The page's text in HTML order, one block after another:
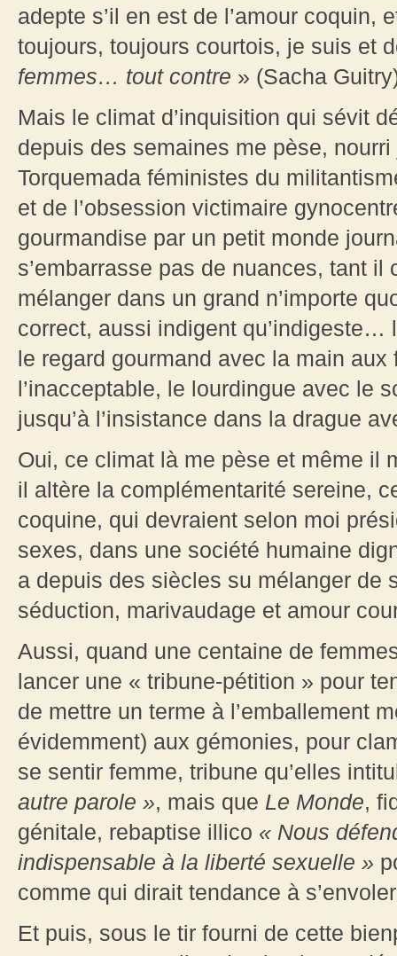
adepte s’il en est de l’amour coquin,
toujours, toujours courtois, je suis et
femmes… tout contre » (Sacha
Mais le climat d’inquisition qui sévit
depuis des semaines me pèse,
Torquemada féministes du
et de l’obsession victimaire
gourmandise par un petit monde
s’embarrasse pas de nuances, tant
mélanger dans un grand n’importe
correct, aussi indigent
le regard gourmand avec la main aux
l’inacceptable, le lourdingue avec le
jusqu’à l’insistance dans la drague
Oui, ce climat là me pèse et même il
il altère la complémentarité sereine,
coquine, qui devraient selon moi
sexes, dans une société humaine
a depuis des siècles su mélanger de
séduction, marivaudage et amour
Aussi, quand une centaine de
lancer une « tribune-pétition » pour
de mettre un terme à l’emballement
évidemment) aux gémonies, pour
se sentir femme, tribune qu’elles
autre parole », mais que Le Monde,
génitale, rebaptise illico « Nous
indispensable à la liberté sexuelle »
comme qui dirait tendance à
Et puis, sous le tir fourni de cette